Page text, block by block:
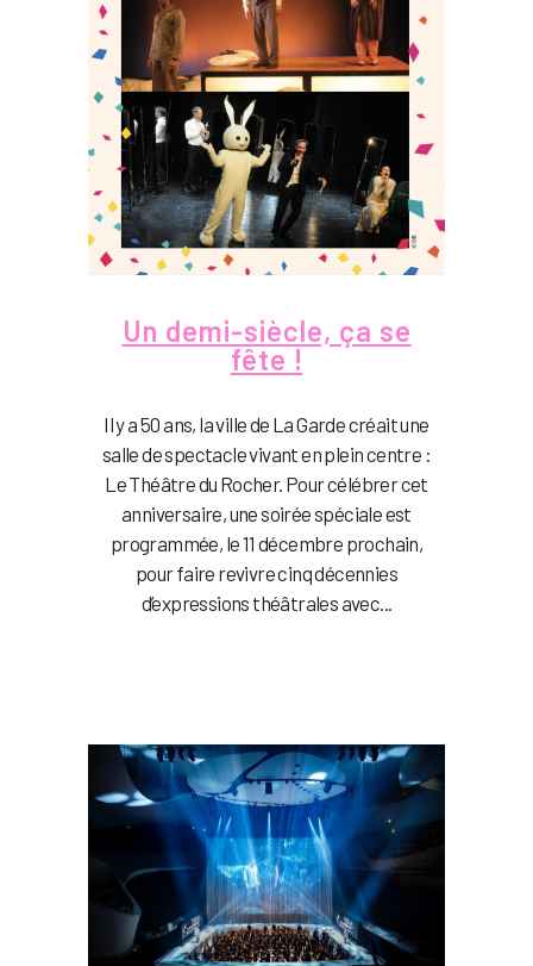
Un demi-siècle, ça se
fête !
Il y a 50 ans, la ville de La Garde créait une
salle de spectacle vivant en plein centre :
Le Théâtre du Rocher. Pour célébrer cet
anniversaire, une soirée spéciale est
programmée, le 11 décembre prochain,
pour faire revivre cinq décennies
d’expressions théâtrales avec...